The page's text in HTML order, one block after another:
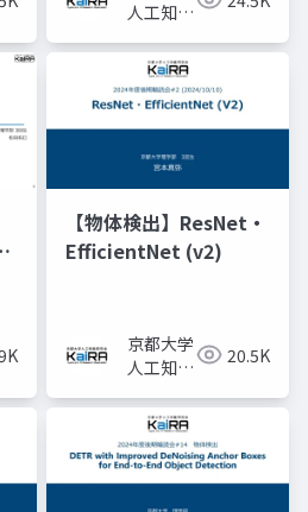
人工知能
KaiRA
【物体検出】ResNet・
EfficientNet (v2)
京都大学
人工知能
KaiRA
20.5K